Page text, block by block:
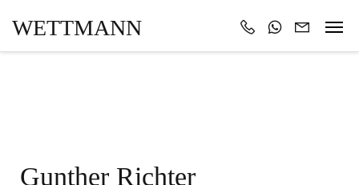
WETTMANN
Gunther Richter